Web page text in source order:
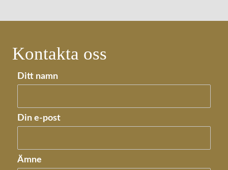
Kontakta oss
Ditt namn
Din e-post
Ämne